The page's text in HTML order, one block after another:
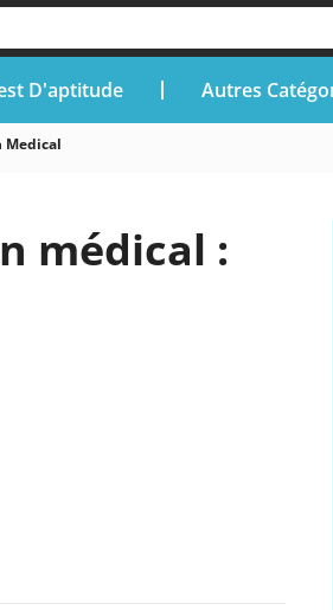
D'aptitude Autres
Medical
médical :